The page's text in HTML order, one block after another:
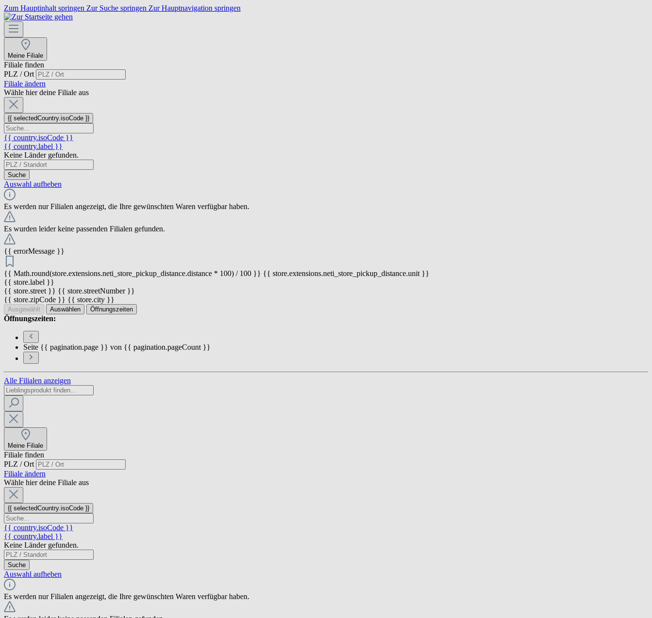
Zum Hauptinhalt springen Zur Suche springen Zur Hauptnavigation springen
Meine Filiale
Filiale finden
PLZ / Ort
Filiale ändern
Wähle hier deine Filiale aus
{{ selectedCountry.isoCode }}
{{ country.isoCode }}
{{ country.label }}
Keine Länder gefunden.
Suche
Auswahl aufheben
Es werden nur Filialen angezeigt, die Ihre gewünschten Waren verfügbar haben.
Es wurden leider keine passenden Filialen gefunden.
{{ errorMessage }}
{{ Math.round(store.extensions.neti_store_pickup_distance.distance * 100) / 100 }} {{ store.extensions.neti_store_pickup_distance.unit }}
{{ store.label }}
{{ store.street }} {{ store.streetNumber }}
{{ store.zipCode }} {{ store.city }}
Ausgewählt Auswählen Öffnungszeiten
Öffnungszeiten:
Seite {{ pagination.page }} von {{ pagination.pageCount }}
Alle Filialen anzeigen
Meine Filiale
Filiale finden
PLZ / Ort
Filiale ändern
Wähle hier deine Filiale aus
{{ selectedCountry.isoCode }}
{{ country.isoCode }}
{{ country.label }}
Keine Länder gefunden.
Suche
Auswahl aufheben
Es werden nur Filialen angezeigt, die Ihre gewünschten Waren verfügbar haben.